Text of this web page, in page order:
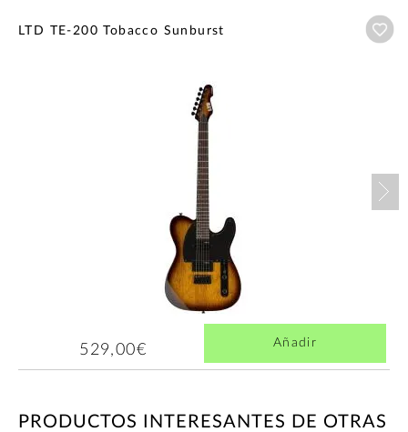
LTD TE-200 Tobacco Sunburst
529,00€ Añadir
PRODUCTOS INTERESANTES DE OTRAS